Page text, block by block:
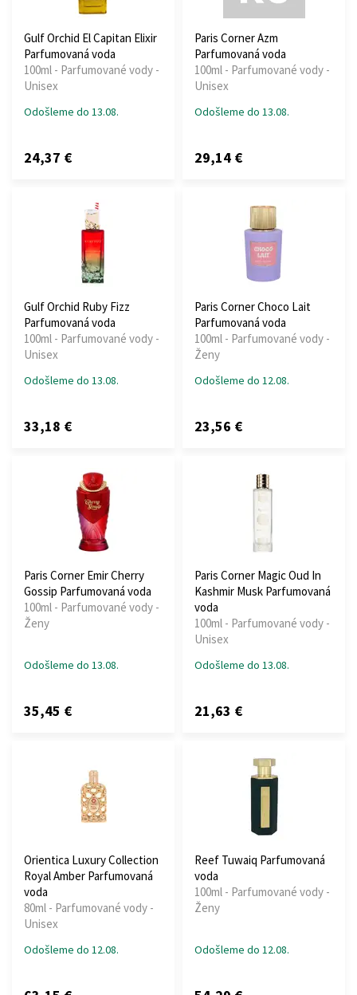
Gulf Orchid El Capitan Elixir
Parfumovaná voda
100ml - Parfumované vody -
Unisex
Odošleme do 13.08.
24,37 €
Paris Corner Azm
Parfumovaná voda
100ml - Parfumované vody -
Unisex
Odošleme do 13.08.
29,14 €
Gulf Orchid Ruby Fizz
Parfumovaná voda
100ml - Parfumované vody -
Unisex
Odošleme do 13.08.
33,18 €
Paris Corner Choco Lait
Parfumovaná voda
100ml - Parfumované vody -
Ženy
Odošleme do 12.08.
23,56 €
Paris Corner Emir Cherry
Gossip Parfumovaná voda
100ml - Parfumované vody -
Ženy
Odošleme do 13.08.
35,45 €
Paris Corner Magic Oud In
Kashmir Musk Parfumovaná
voda
100ml - Parfumované vody -
Unisex
Odošleme do 13.08.
21,63 €
Orientica Luxury Collection
Royal Amber Parfumovaná
voda
80ml - Parfumované vody -
Unisex
Odošleme do 12.08.
Reef Tuwaiq Parfumovaná
voda
100ml - Parfumované vody -
Ženy
Odošleme do 12.08.